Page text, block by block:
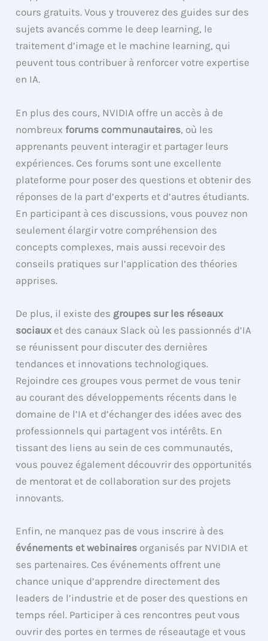
cours gratuits. Vous y trouverez des guides sur des
sujets avancés comme le deep learning, le
traitement d’image et le machine learning, qui
peuvent tous contribuer à renforcer votre expertise
en IA.
En plus des cours, NVIDIA offre un accès à de
nombreux forums communautaires, où les
apprenants peuvent interagir et partager leurs
expériences. Ces forums sont une excellente
plateforme pour poser des questions et obtenir des
réponses de la part d’experts et d’autres étudiants.
En participant à ces discussions, vous pouvez non
seulement élargir votre compréhension des
concepts complexes, mais aussi recevoir des
conseils pratiques sur l’application des théories
apprises.
De plus, il existe des groupes sur les réseaux
sociaux et des canaux Slack où les passionnés d’IA
se réunissent pour discuter des dernières
tendances et innovations technologiques.
Rejoindre ces groupes vous permet de vous tenir
au courant des développements récents dans le
domaine de l’IA et d’échanger des idées avec des
professionnels qui partagent vos intérêts. En
tissant des liens au sein de ces communautés,
vous pouvez également découvrir des opportunités
de mentorat et de collaboration sur des projets
innovants.
Enfin, ne manquez pas de vous inscrire à des
événements et webinaires organisés par NVIDIA et
ses partenaires. Ces événements offrent une
chance unique d’apprendre directement des
leaders de l’industrie et de poser des questions en
temps réel. Participer à ces rencontres peut vous
ouvrir des portes en termes de réseautage et vous